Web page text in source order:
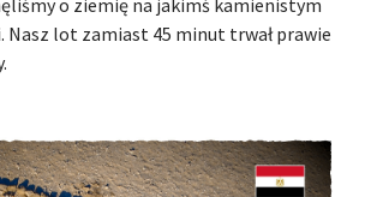
Nasz lot zamiast 45 minut trwał prawie